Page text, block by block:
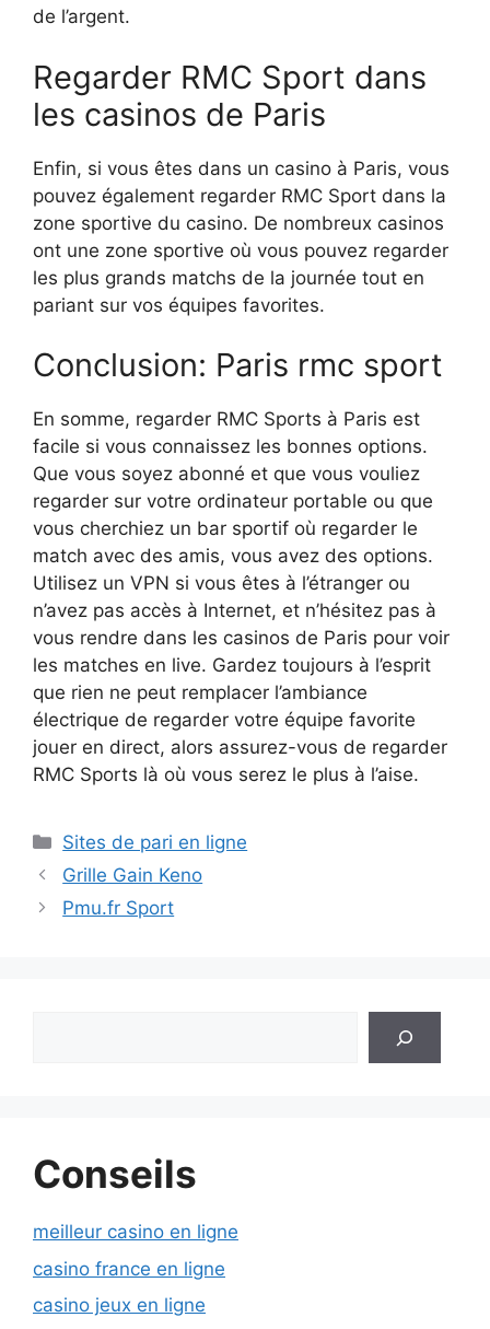
de l’argent.
Regarder RMC Sport dans
les casinos de Paris
Enfin, si vous êtes dans un casino à Paris, vous
pouvez également regarder RMC Sport dans la
zone sportive du casino. De nombreux casinos
ont une zone sportive où vous pouvez regarder
les plus grands matchs de la journée tout en
pariant sur vos équipes favorites.
Conclusion: Paris rmc sport
En somme, regarder RMC Sports à Paris est
facile si vous connaissez les bonnes options.
Que vous soyez abonné et que vous vouliez
regarder sur votre ordinateur portable ou que
vous cherchiez un bar sportif où regarder le
match avec des amis, vous avez des options.
Utilisez un VPN si vous êtes à l’étranger ou
n’avez pas accès à Internet, et n’hésitez pas à
vous rendre dans les casinos de Paris pour voir
les matches en live. Gardez toujours à l’esprit
que rien ne peut remplacer l’ambiance
électrique de regarder votre équipe favorite
jouer en direct, alors assurez-vous de regarder
RMC Sports là où vous serez le plus à l’aise.
Catégories
Sites de pari en ligne
Grille Gain Keno
Pmu.fr Sport
Conseils
meilleur casino en ligne
casino france en ligne
casino jeux en ligne